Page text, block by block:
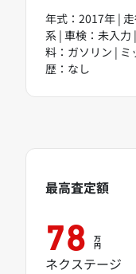
年式：2017年 |
系 | 車検：未入力
料：ガソリン | ミ
歴：なし
最高査定額
78 万
円
ネクステージ